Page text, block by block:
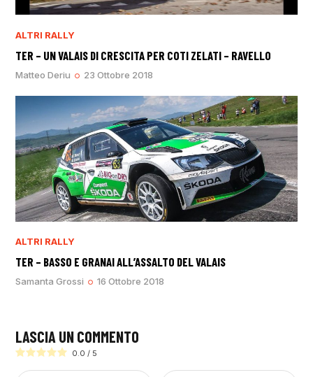
ALTRI RALLY
TER – UN VALAIS DI CRESCITA PER COTI ZELATI – RAVELLO
Matteo Deriu 23 Ottobre 2018
ALTRI RALLY
TER – BASSO E GRANAI ALL’ASSALTO DEL VALAIS
Samanta Grossi 16 Ottobre 2018
LASCIA UN COMMENTO
0.0 / 5